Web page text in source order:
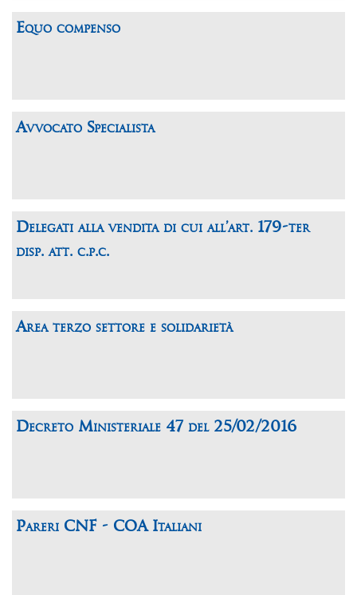
Equo compenso
Avvocato Specialista
Delegati alla vendita di cui all’art. 179-ter
disp. att. c.p.c.
Area terzo settore e solidarietà
Decreto Ministeriale 47 del 25/02/2016
Pareri CNF - COA Italiani